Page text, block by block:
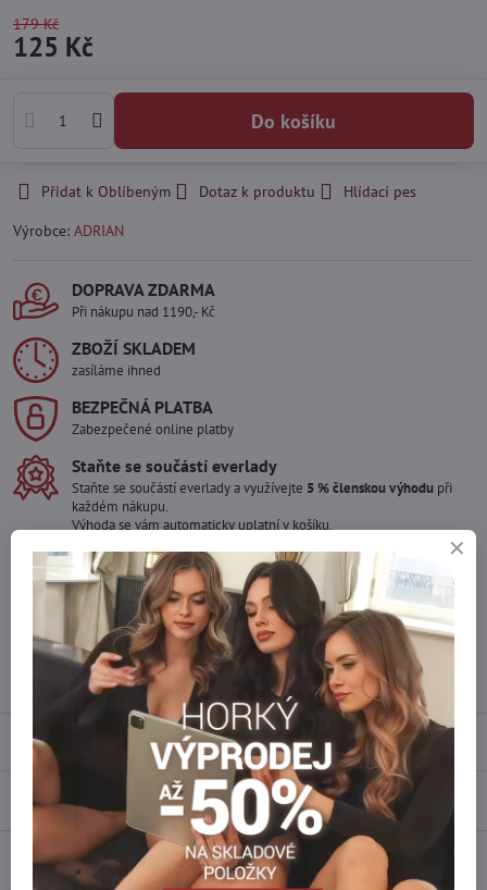
179 Kč
125 Kč
Do košíku
Přidat k Oblíbeným Dotaz k produktu
Hlídací pes
Výrobce: ADRIAN
DOPRAVA ZDARMA
Při nákupu nad 1190,- Kč
ZBOŽÍ SKLADEM
zasíláme ihned
BEZPEČNÁ PLATBA
Zabezpečené online platby
Staňte se součástí everlady
Staňte se součástí everlady a využívejte 5 % členskou výhodu při
každém nákupu.
Výhoda se vám automaticky uplatní v košíku.
Máte zájem o více kusů ?
Kontaktujte nás na mail, zboží pro Vás doskladníme!
info​@everlady​.eu
Popis
Recenze
Diskuse